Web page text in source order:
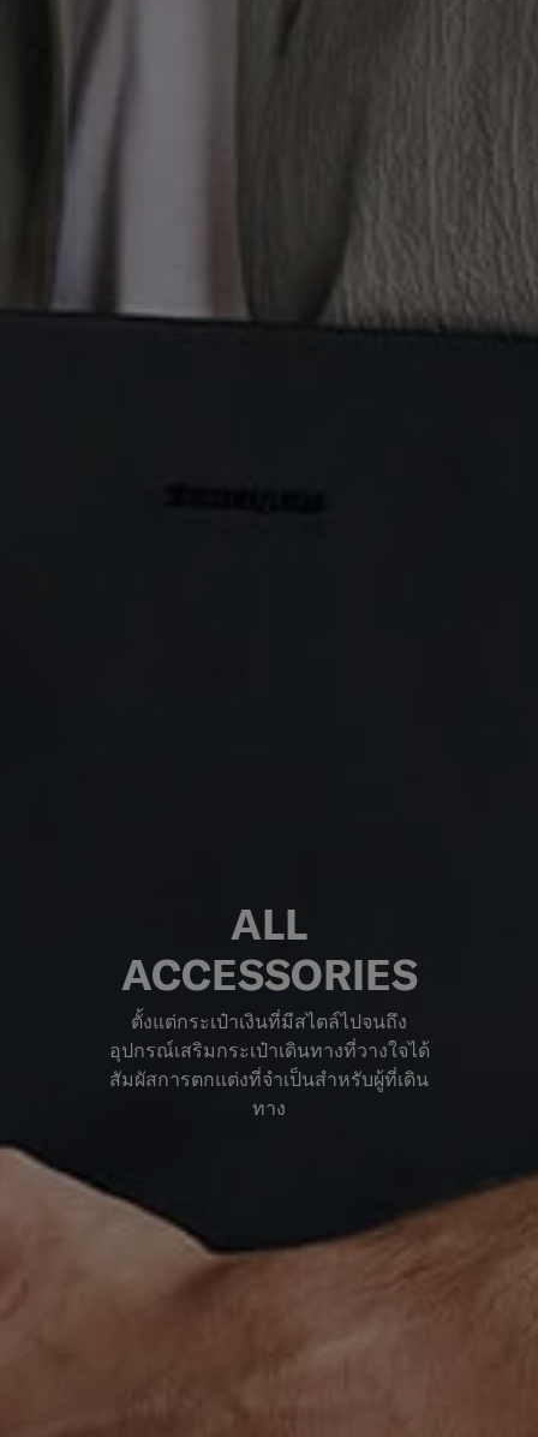
ALL
ACCESSORIES
ตั้งแต่กระเป๋าเงินที่มีสไตล์ไปจนถึง
อุปกรณ์เสริมกระเป๋าเดินทางที่วางใจได้
สัมผัสการตกแต่งที่จำเป็นสำหรับผู้ที่เดิน
ทาง